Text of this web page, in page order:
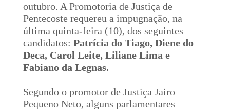
outubro. A Promotoria de Justiça de
Pentecoste requereu a impugnação, na
última quinta-feira (10), dos seguintes
candidatos: Patrícia do Tiago, Diene do
Deca, Carol Leite, Liliane Lima e
Fabiano da Legnas.
Segundo o promotor de Justiça Jairo
Pequeno Neto, alguns parlamentares